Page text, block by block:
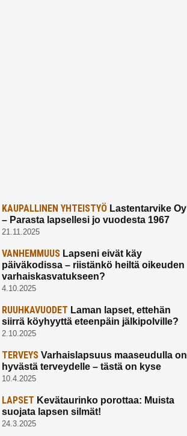
KAUPALLINEN YHTEISTYÖLastentarvike Oy
– Parasta lapsellesi jo vuodesta 1967
21.11.2025
VANHEMMUUSLapseni eivät käy
päiväkodissa – riistänkö heiltä oikeuden
varhaiskasvatukseen?
4.10.2025
RUUHKAVUODET Laman lapset, ettehän
siirrä köyhyyttä eteenpäin jälkipolville?
2.10.2025
TERVEYSVarhaislapsuus maaseudulla on
hyvästä terveydelle – tästä on kyse
10.4.2025
LAPSET Kevätaurinko porottaa: Muista
suojata lapsen silmät!
24.3.2025